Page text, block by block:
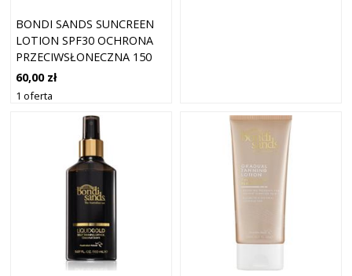
BONDI SANDS SUNCREEN
LOTION SPF30 OCHRONA
PRZECIWSŁONECZNA 150
ML
60,00 zł
1 oferta